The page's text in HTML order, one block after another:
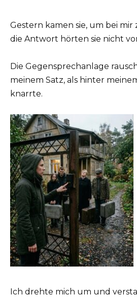
Gestern kamen sie, um bei
die Antwort hörten sie nicht
Die Gegensprechanlage
meinem Satz, als hinter
knarrte.
Ich drehte mich um und